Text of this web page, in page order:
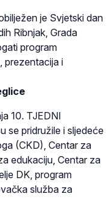
je Svjetski dan
Ribnjak, Grada
program
prezentacija i
10. TJEDNI
se pridružile i sljedeće
(CKD), Centar za
edukaciju, Centar za
DK, program
služba za